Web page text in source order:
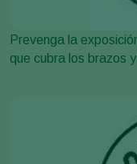
Prevenga la
que cubra los brazos